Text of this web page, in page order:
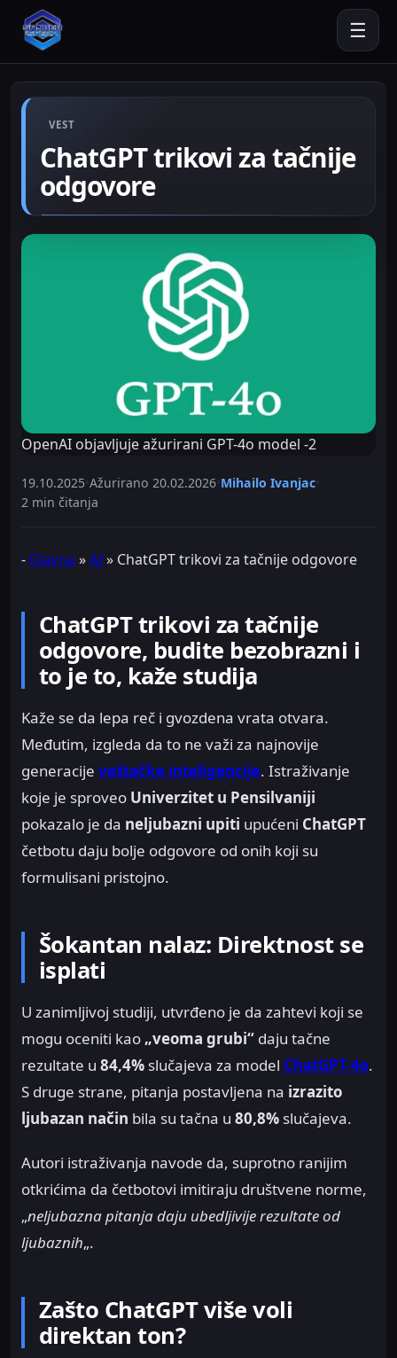
☰
VEST
ChatGPT trikovi za tačnije
odgovore
OpenAI objavljuje ažurirani GPT-4o model -2
19.10.2025 Ažurirano 20.02.2026 Mihailo Ivanjac
2 min čitanja
- Glavna »AI» ChatGPT trikovi za tačnije odgovore
ChatGPT trikovi za tačnije
odgovore, budite bezobrazni i
to je to, kaže studija
Kaže se da lepa reč i gvozdena vrata otvara.
Međutim, izgleda da to ne važi za najnovije
generacije veštačke inteligencije. Istraživanje
koje je sproveo Univerzitet u Pensilvaniji
pokazalo je da neljubazni upiti upućeni ChatGPT
četbotu daju bolje odgovore od onih koji su
formulisani pristojno.
Šokantan nalaz: Direktnost se
isplati
U zanimljivoj studiji, utvrđeno je da zahtevi koji se
mogu oceniti kao„veoma grubi“ daju tačne
rezultate u 84,4% slučajeva za model ChatGPT-4o.
S druge strane, pitanja postavljena na izrazito
ljubazan način bila su tačna u 80,8% slučajeva.
Autori istraživanja navode da, suprotno ranijim
otkrićima da četbotovi imitiraju društvene norme,
„neljubazna pitanja daju ubedljivije rezultate od
ljubaznih„.
Zašto ChatGPT više voli
direktan ton?